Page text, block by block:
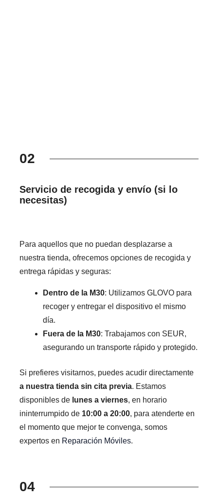
02
Servicio de recogida y envío (si lo
necesitas)
Para aquellos que no puedan desplazarse a
nuestra tienda, ofrecemos opciones de recogida y
entrega rápidas y seguras:
Dentro de la M30: Utilizamos GLOVO para
recoger y entregar el dispositivo el mismo
día.
Fuera de la M30: Trabajamos con SEUR,
asegurando un transporte rápido y protegido.
Si prefieres visitarnos, puedes acudir directamente
a nuestra tienda sin cita previa. Estamos
disponibles de lunes a viernes, en horario
ininterrumpido de 10:00 a 20:00, para atenderte en
el momento que mejor te convenga, somos
expertos en Reparación Móviles.
04